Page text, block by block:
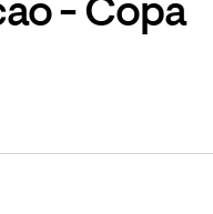
- Copa